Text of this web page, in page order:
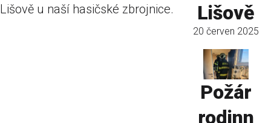
Lišově u naší hasičské zbrojnice.
Lišově
20 červen 2025
Požár
rodinn